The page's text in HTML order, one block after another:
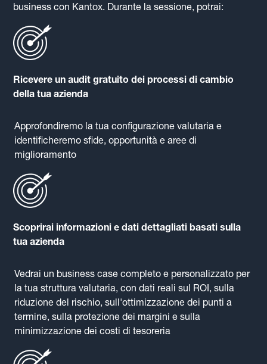
business con Kantox. Durante la sessione, potrai:
Ricevere un audit gratuito dei processi di cambio
della tua azienda
Approfondiremo la tua configurazione valutaria e
identificheremo sfide, opportunità e aree di
miglioramento
Scoprirai informazioni e dati dettagliati basati sulla
tua azienda
Vedrai un business case completo e personalizzato per
la tua struttura valutaria, con dati reali sul ROI, sulla
riduzione del rischio, sull'ottimizzazione dei punti a
termine, sulla protezione dei margini e sulla
minimizzazione dei costi di tesoreria